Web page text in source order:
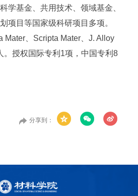
学基金、共用技术、领域基金、
项目等国家级科研项目多项。
Mater、Scripta Mater、J. Alloy
。授权国际专利1项，中国专利8
分享到：